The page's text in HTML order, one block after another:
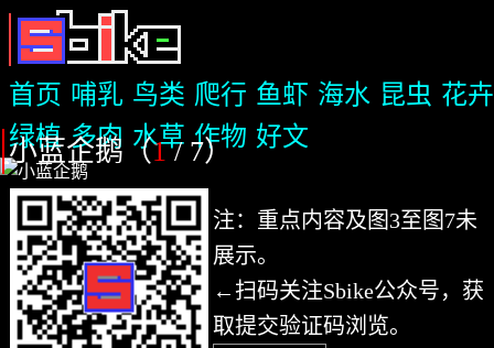
首页 哺乳 鸟类 爬行 鱼虾 海水 昆虫 花卉
绿植 多肉 水草 作物 好文
小蓝企鹅（1/ 7）
注：重点内容及图3至图7未
展示。
←扫码关注Sbike公众号，获
取提交验证码浏览。